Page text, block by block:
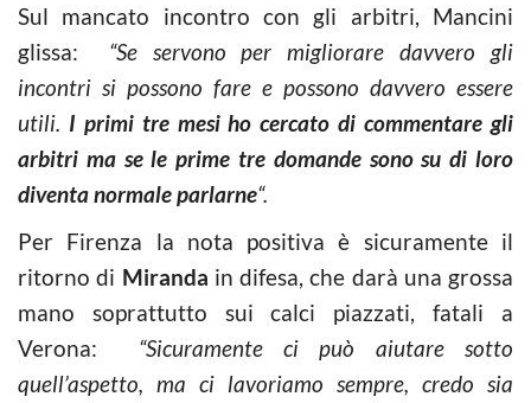
Sul mancato incontro con gli arbitri, Mancini
glissa: “Se servono per migliorare davvero gli
incontri si possono fare e possono davvero essere
utili. I primi tre mesi ho cercato di commentare gli
arbitri ma se le prime tre domande sono su di loro
diventa normale parlarne“.
Per Firenza la nota positiva è sicuramente il
ritorno di Miranda in difesa, che darà una grossa
mano soprattutto sui calci piazzati, fatali a
Verona: “Sicuramente ci può aiutare sotto
quell’aspetto, ma ci lavoriamo sempre, credo sia